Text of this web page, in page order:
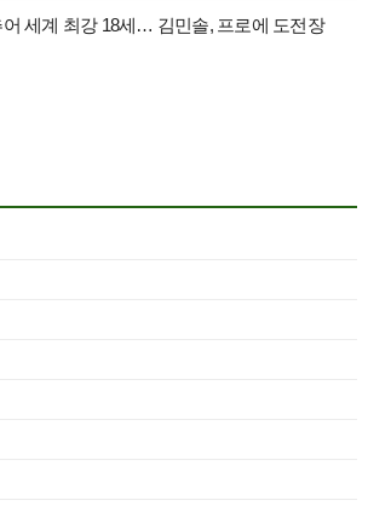
어 세계 최강 18세… 김민솔, 프로에 도전장